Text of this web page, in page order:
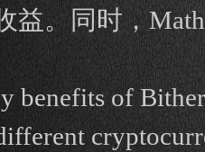
益。同时，
benefits of